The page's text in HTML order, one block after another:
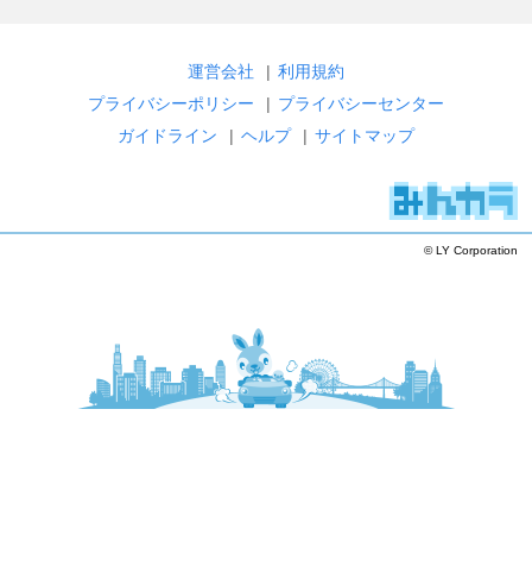
運営会社 | 利用規約
プライバシーポリシー
| プライバシーセンター
ガイドライン
| ヘルプ | サイトマップ
© LY Corporation